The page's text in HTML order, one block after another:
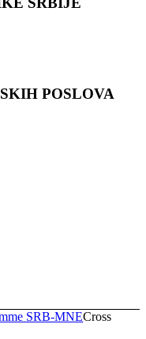
POSLOVA
SRB-MNECross